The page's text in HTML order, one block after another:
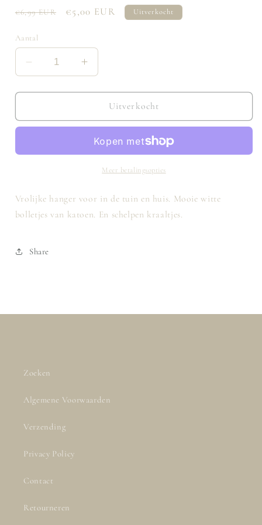
Normale
€6,99 EUR Aanbiedingsprijs
€5,00 EUR Uitverkocht
Aantal
Aantal
verlagen
voor
slinger
Aantal
verhogen
voor
Kralen
slinger
Uitverkocht
Meer betalingsopties
Vrolijke hanger voor in de tuin en huis. Mooie witte
bolletjes van katoen. En schelpen kraaltjes.
Share
Zoeken
Algemene Voorwaarden
Verzending
Privacy Policy
Contact
Retourneren